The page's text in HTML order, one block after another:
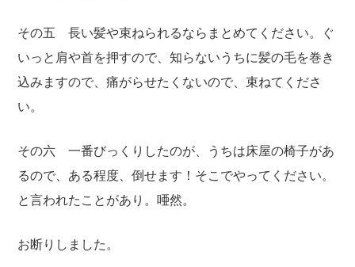
その五 長い髪や束ねられるならまとめてください。ぐ
いっと肩や首を押すので、知らないうちに髪の毛を巻き
込みますので、痛がらせたくないので、束ねてくださ
い。
その六 一番びっくりしたのが、うちは床屋の椅子があ
るので、ある程度、倒せます！そこでやってください。
と言われたことがあり。唖然。
お断りしました。